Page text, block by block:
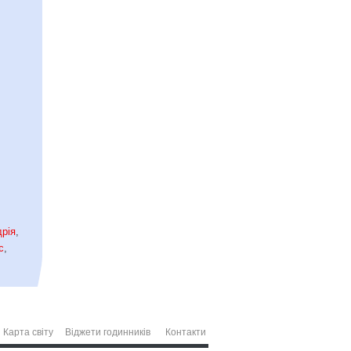
,
,
Карта світу Віджети годинників Контакти